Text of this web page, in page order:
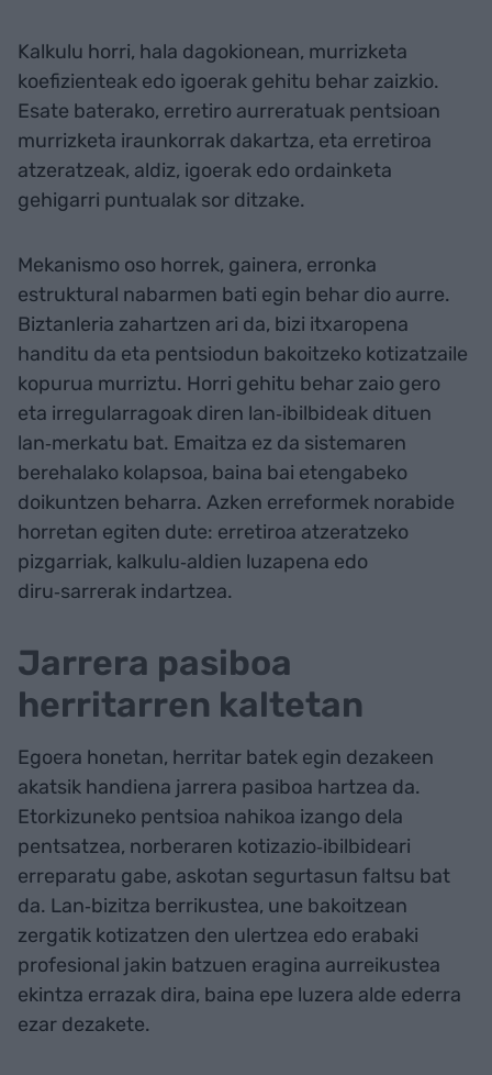
Kalkulu horri, hala dagokionean, murrizketa
koefizienteak edo igoerak gehitu behar zaizkio.
Esate baterako, erretiro aurreratuak pentsioan
murrizketa iraunkorrak dakartza, eta erretiroa
atzeratzeak, aldiz, igoerak edo ordainketa
gehigarri puntualak sor ditzake.
Mekanismo oso horrek, gainera, erronka
estruktural nabarmen bati egin behar dio aurre.
Biztanleria zahartzen ari da, bizi itxaropena
handitu da eta pentsiodun bakoitzeko kotizatzaile
kopurua murriztu. Horri gehitu behar zaio gero
eta irregularragoak diren lan‑ibilbideak dituen
lan‑merkatu bat. Emaitza ez da sistemaren
berehalako kolapsoa, baina bai etengabeko
doikuntzen beharra. Azken erreformek norabide
horretan egiten dute: erretiroa atzeratzeko
pizgarriak, kalkulu‑aldien luzapena edo
diru‑sarrerak indartzea.
Jarrera pasiboa
herritarren kaltetan
Egoera honetan, herritar batek egin dezakeen
akatsik handiena jarrera pasiboa hartzea da.
Etorkizuneko pentsioa nahikoa izango dela
pentsatzea, norberaren kotizazio‑ibilbideari
erreparatu gabe, askotan segurtasun faltsu bat
da. Lan‑bizitza berrikustea, une bakoitzean
zergatik kotizatzen den ulertzea edo erabaki
profesional jakin batzuen eragina aurreikustea
ekintza errazak dira, baina epe luzera alde ederra
ezar dezakete.